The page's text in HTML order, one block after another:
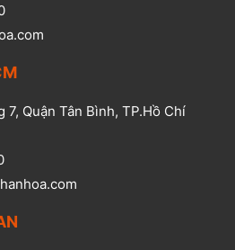
7, Quận Tân Bình, TP.Hồ Chí